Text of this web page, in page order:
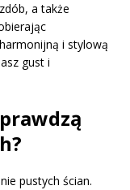
a także
i stylową
gust i
pustych ścian.